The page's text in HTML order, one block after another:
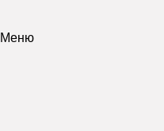
Меню